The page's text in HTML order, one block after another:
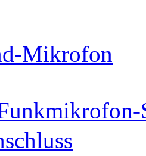
Mikrofon